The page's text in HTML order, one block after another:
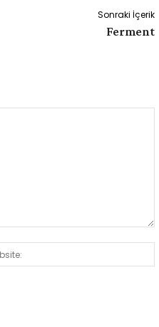
Sonraki İçerik
Ferment